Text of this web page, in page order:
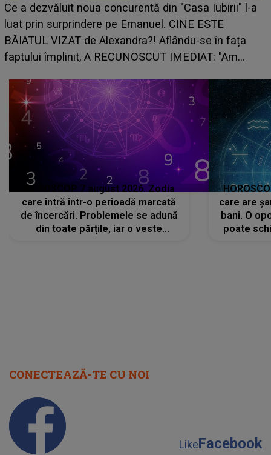
Ce a dezvăluit noua concurentă din "Casa Iubirii" l-a
luat prin surprindere pe Emanuel. CINE ESTE
BĂIATUL VIZAT de Alexandra?! Aflându-se în fața
faptului împlinit, A RECUNOSCUT IMEDIAT: "Am
HOROSCOP 7 august 2026. Zodia
care intră într-o perioadă marcată
de încercări. Problemele se adună
din toate părțile, iar o veste
care are
bani. O
poate
CONECTEAZĂ-TE CU NOI
LikeFacebook